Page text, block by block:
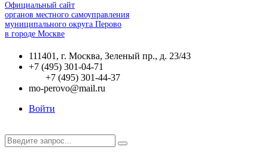
Официальный сайт
органов местного самоуправления
муниципального округа Перово
в городе Москве
111401, г. Москва, Зеленый пр., д. 23/43
+7 (495) 301-04-71
+7 (495) 301-44-37
mo-perovo@mail.ru
Войти